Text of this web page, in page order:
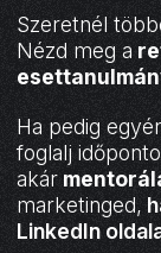
Szeretnél
Nézd meg a
Ha pedig
foglalj
akár
marketinged,
LinkedIn